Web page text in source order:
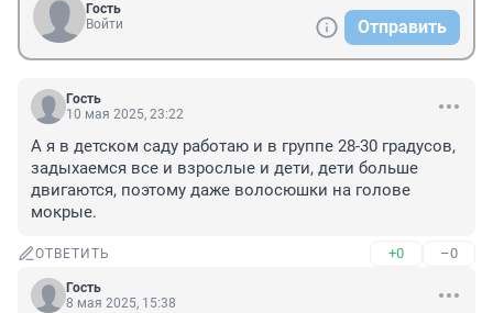
Гость
Войти
Отправить
Гость
10 мая 2025, 23:22
А я в детском саду работаю и в группе 28-30 градусов,
задыхаемся все и взрослые и дети, дети больше
двигаются, поэтому даже волосюшки на голове
мокрые.
ОТВЕТИТЬ +0 –0
Гость
8 мая 2025, 15:38